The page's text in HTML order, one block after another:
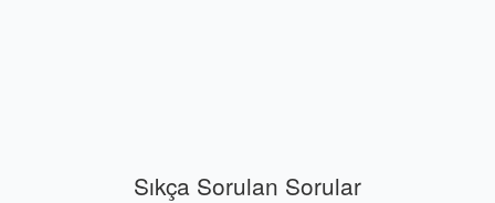
Sıkça Sorulan Sorular